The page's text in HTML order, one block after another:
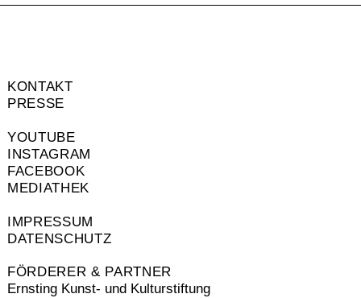
KONTAKT
PRESSE
YOUTUBE
INSTAGRAM
FACEBOOK
MEDIATHEK
IMPRESSUM
DATENSCHUTZ
FÖRDERER & PARTNER
Ernsting Kunst- und Kulturstiftung